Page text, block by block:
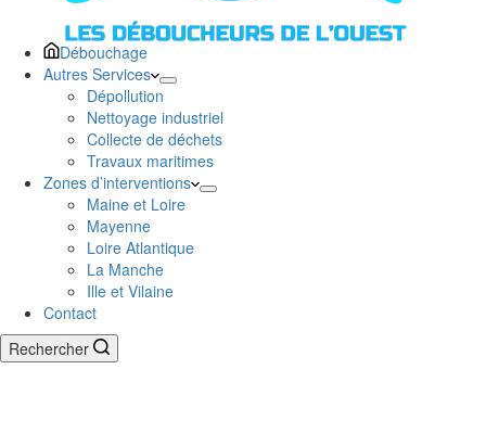
Débouchage
Autres Services
Dépollution
Nettoyage industriel
Collecte de déchets
Travaux maritimes
Zones d’interventions
Maine et Loire
Mayenne
Loire Atlantique
La Manche
Ille et Vilaine
Contact
Rechercher